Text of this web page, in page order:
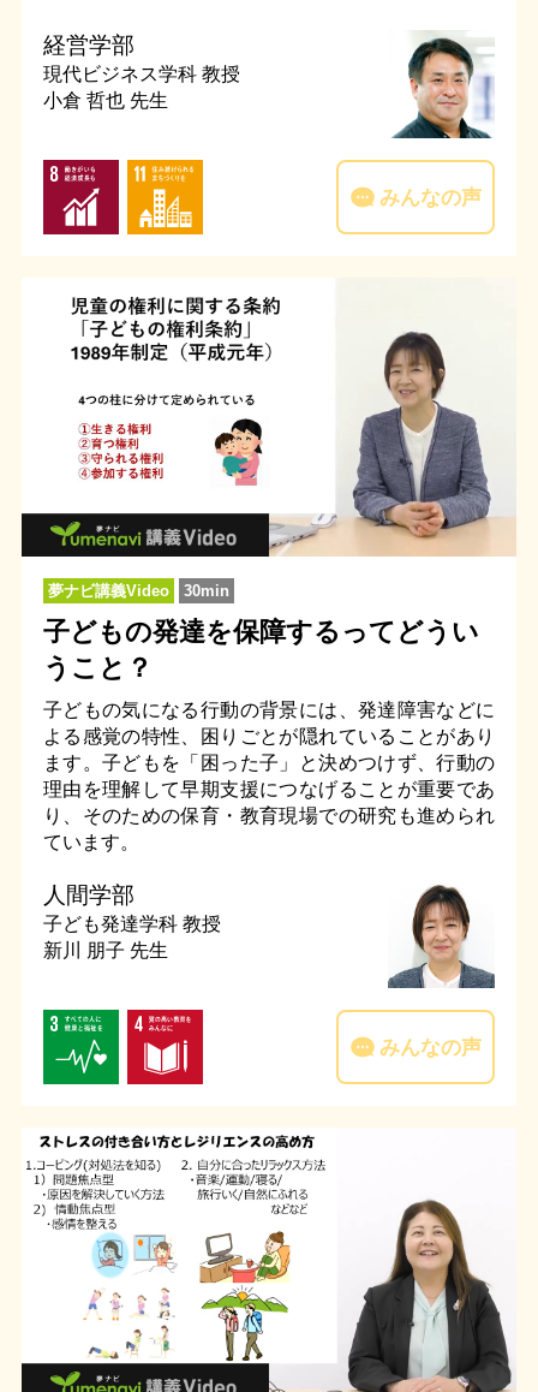
経営学部
現代ビジネス学科 教授
小倉 哲也 先生
みんなの声
夢ナビ講義Video 30min
子どもの発達を保障するってどうい
うこと？
子どもの気になる行動の背景には、発達障害などに
よる感覚の特性、困りごとが隠れていることがあり
ます。子どもを「困った子」と決めつけず、行動の
理由を理解して早期支援につなげることが重要であ
り、そのための保育・教育現場での研究も進められ
ています。
人間学部
子ども発達学科 教授
新川 朋子 先生
みんなの声